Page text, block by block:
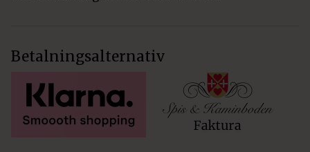
Betalningsalternativ